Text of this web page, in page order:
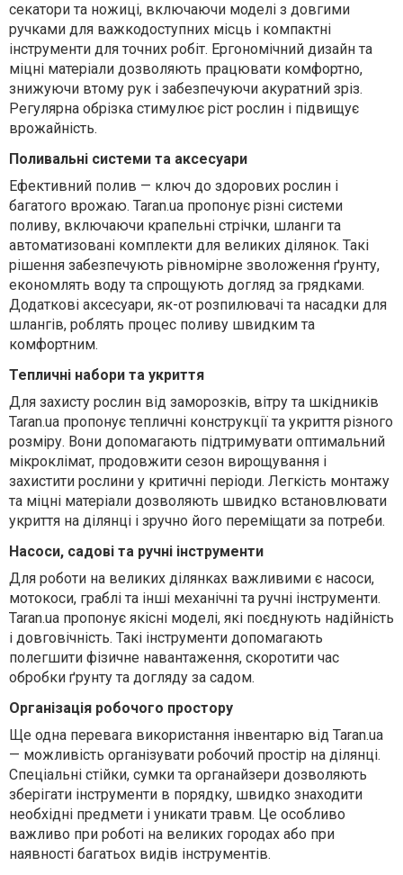
секатори та ножиці, включаючи моделі з довгими
ручками для важкодоступних місць і компактні
інструменти для точних робіт. Ергономічний дизайн та
міцні матеріали дозволяють працювати комфортно,
знижуючи втому рук і забезпечуючи акуратний зріз.
Регулярна обрізка стимулює ріст рослин і підвищує
врожайність.
Поливальні системи та аксесуари
Ефективний полив — ключ до здорових рослин і
багатого врожаю. Taran.ua пропонує різні системи
поливу, включаючи крапельні стрічки, шланги та
автоматизовані комплекти для великих ділянок. Такі
рішення забезпечують рівномірне зволоження ґрунту,
економлять воду та спрощують догляд за грядками.
Додаткові аксесуари, як-от розпилювачі та насадки для
шлангів, роблять процес поливу швидким та
комфортним.
Тепличні набори та укриття
Для захисту рослин від заморозків, вітру та шкідників
Taran.ua пропонує тепличні конструкції та укриття різного
розміру. Вони допомагають підтримувати оптимальний
мікроклімат, продовжити сезон вирощування і
захистити рослини у критичні періоди. Легкість монтажу
та міцні матеріали дозволяють швидко встановлювати
укриття на ділянці і зручно його переміщати за потреби.
Насоси, садові та ручні інструменти
Для роботи на великих ділянках важливими є насоси,
мотокоси, граблі та інші механічні та ручні інструменти.
Taran.ua пропонує якісні моделі, які поєднують надійність
і довговічність. Такі інструменти допомагають
полегшити фізичне навантаження, скоротити час
обробки ґрунту та догляду за садом.
Організація робочого простору
Ще одна перевага використання інвентарю від Taran.ua
— можливість організувати робочий простір на ділянці.
Спеціальні стійки, сумки та органайзери дозволяють
зберігати інструменти в порядку, швидко знаходити
необхідні предмети і уникати травм. Це особливо
важливо при роботі на великих городах або при
наявності багатьох видів інструментів.